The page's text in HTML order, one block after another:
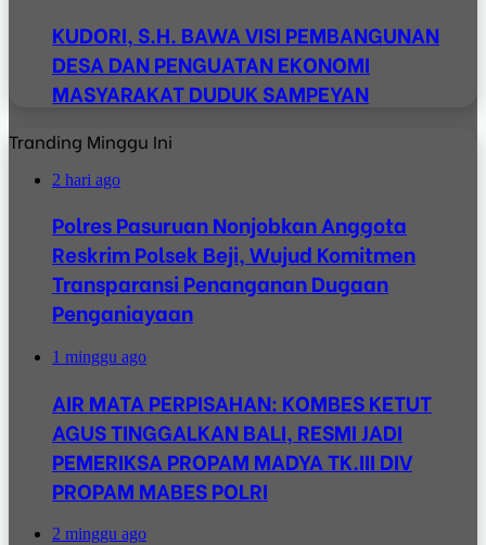
KUDORI, S.H. BAWA VISI PEMBANGUNAN
DESA DAN PENGUATAN EKONOMI
MASYARAKAT DUDUK SAMPEYAN
Tranding Minggu Ini
2 hari ago
Polres Pasuruan Nonjobkan Anggota
Reskrim Polsek Beji, Wujud Komitmen
Transparansi Penanganan Dugaan
Penganiayaan
1 minggu ago
AIR MATA PERPISAHAN: KOMBES KETUT
AGUS TINGGALKAN BALI, RESMI JADI
PEMERIKSA PROPAM MADYA TK.III DIV
PROPAM MABES POLRI
2 minggu ago